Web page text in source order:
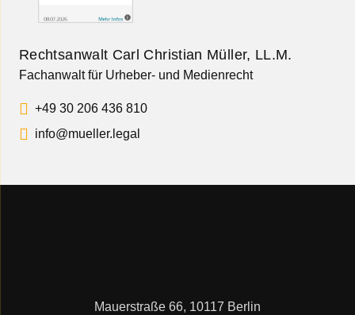
Rechtsanwalt Carl Christian Müller, LL.M.
Fachanwalt für Urheber- und Medienrecht
+49 30 206 436 810
info@mueller.legal
Mauerstraße 66, 10117 Berlin